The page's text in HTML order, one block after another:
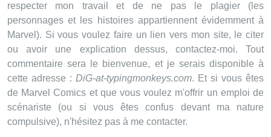
respecter mon travail et de ne pas le plagier (les
personnages et les histoires appartiennent évidemment à
Marvel). Si vous voulez faire un lien vers mon site, le citer
ou avoir une explication dessus, contactez-moi. Tout
commentaire sera le bienvenue, et je serais disponible à
cette adresse : DiG-at-typingmonkeys.com. Et si vous êtes
de Marvel Comics et que vous voulez m'offrir un emploi de
scénariste (ou si vous êtes confus devant ma nature
compulsive), n'hésitez pas à me contacter.